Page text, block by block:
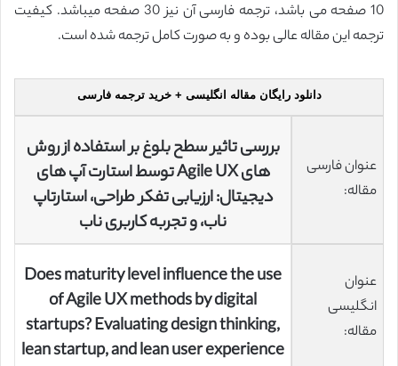
10 صفحه می باشد، ترجمه فارسی آن نیز 30 صفحه میباشد. کیفیت
ترجمه این مقاله عالی بوده و به صورت کامل ترجمه شده است.
دانلود رایگان مقاله انگلیسی + خرید ترجمه فارسی
عنوان فارسی
مقاله:
بررسی تاثیر سطح بلوغ بر استفاده از روش
های Agile UX توسط استارت آپ های
دیجیتال: ارزیابی تفکر طراحی، استارتاپ
ناب، و تجربه کاربری ناب
عنوان
انگلیسی
مقاله:
Does maturity level influence the use
of Agile UX methods by digital
startups? Evaluating design thinking,
lean startup, and lean user experience